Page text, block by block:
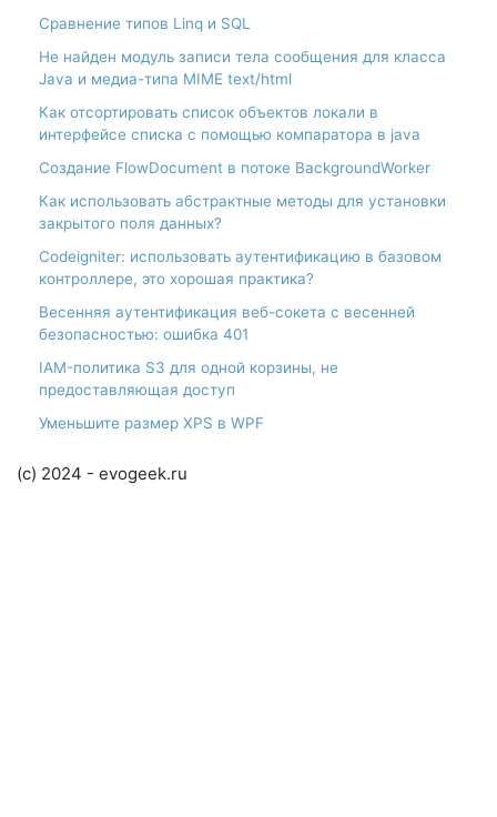
Сравнение типов Linq и SQL
Не найден модуль записи тела сообщения для класса
Java и медиа-типа MIME text/html
Как отсортировать список объектов локали в
интерфейсе списка с помощью компаратора в java
Создание FlowDocument в потоке BackgroundWorker
Как использовать абстрактные методы для установки
закрытого поля данных?
Codeigniter: использовать аутентификацию в базовом
контроллере, это хорошая практика?
Весенняя аутентификация веб-сокета с весенней
безопасностью: ошибка 401
IAM-политика S3 для одной корзины, не
предоставляющая доступ
Уменьшите размер XPS в WPF
(c) 2024 - evogeek.ru